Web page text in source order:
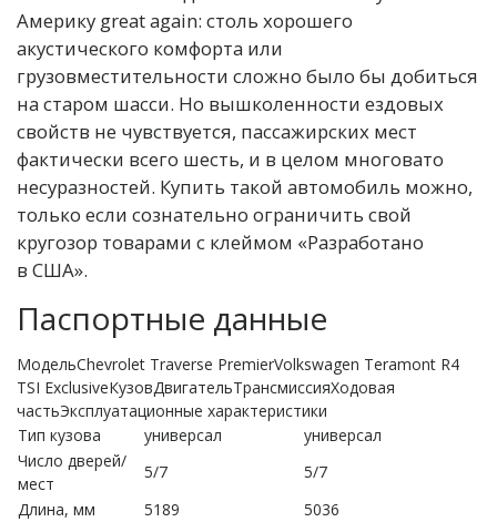
Америку great again: столь хорошего
акустического комфорта или
грузовместительности сложно было бы добиться
на старом шасси. Но вышколенности ездовых
свойств не чувствуется, пассажирских мест
фактически всего шесть, и в целом многовато
несуразностей. Купить такой автомобиль можно,
только если сознательно ограничить свой
кругозор товарами с клеймом «Разработано
в США».
Паспортные данные
МодельChevrolet Traverse PremierVolkswagen Teramont R4
TSI ExclusiveКузовДвигательТрансмиссияХодовая
частьЭксплуатационные характеристики
Тип кузова
универсал
универсал
Число дверей/
мест
5/7
5/7
Длина, мм
5189
5036